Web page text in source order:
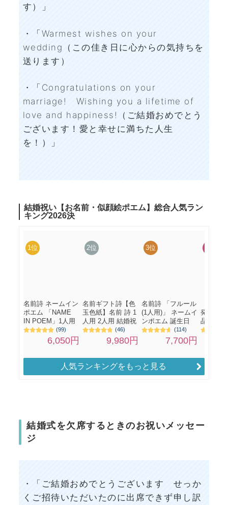
す）」
・「Warmest wishes on your
wedding（この佳き日に心からの気持ちを
送ります）
・「Congratulations on your
marriage! Wishing you a lifetime of
love and happiness!（ご結婚おめでとう
ございます！愛と幸せに満ちた人生
を！）」
人気ランキングをもっと見る
結婚式を欠席するときのお祝いメッセー
ジ
・「ご結婚おめでとうございます せっか
くご招待いただいたのに出席できず申し訳